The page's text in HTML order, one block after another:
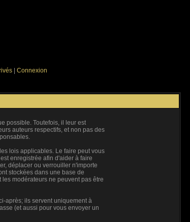
Connexion
possible. Toutefois, il leur est
auteurs respectifs, et non pas des
lois applicables. Le faire peut vous
enregistrée afin d'aider à faire
déplacer ou verrouiller n'importe
stockées dans une base de
modérateurs ne peuvent pas être
après; ils servent uniquement à
(et aussi pour vous envoyer un